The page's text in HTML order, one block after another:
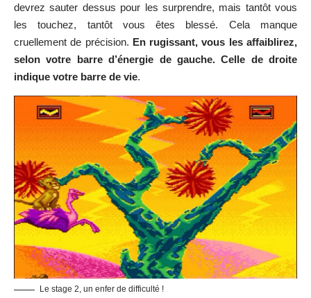
devrez sauter dessus pour les surprendre, mais tantôt vous
les touchez, tantôt vous êtes blessé. Cela manque
cruellement de précision. En rugissant, vous les affaiblirez,
selon votre barre d’énergie de gauche. Celle de droite
indique votre barre de vie.
Le stage 2, un enfer de difficulté !